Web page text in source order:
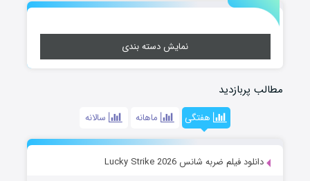
نمایش دسته بندی
مطالب پربازدید
هفتگی ماهانه سالانه
دانلود فیلم ضربه شانس Lucky Strike 2026